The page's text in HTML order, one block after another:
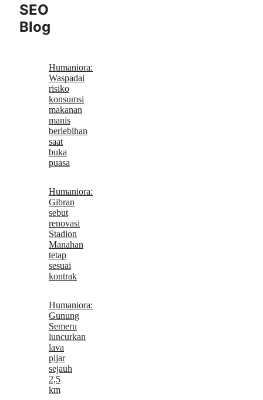
SEO
Blog
Humaniora:
Waspadai
risiko
konsumsi
makanan
manis
berlebihan
saat
buka
puasa
Humaniora:
Gibran
sebut
renovasi
Stadion
Manahan
tetap
sesuai
kontrak
Humaniora:
Gunung
Semeru
luncurkan
lava
pijar
sejauh
2,5
km